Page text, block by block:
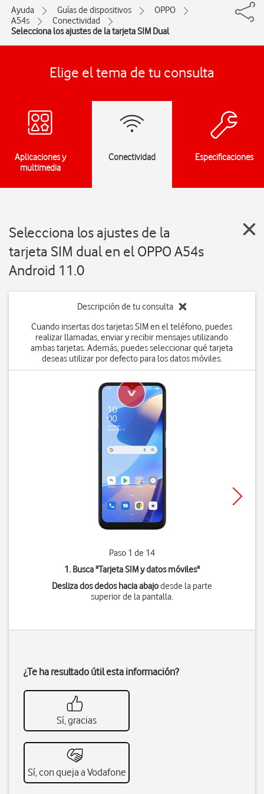
Ayuda Guías de dispositivos
OPPO
A54s
Conectividad
Selecciona los ajustes de la tarjeta SIM Dual
Elige el tema de tu consulta
Aplicaciones y
multimedia
Conectividad Especificaciones
Selecciona los ajustes de la
tarjeta SIM dual en el OPPO A54s
Android 11.0
Descripción de tu consulta
Cuando insertas dos tarjetas SIM en el teléfono, puedes
realizar llamadas, enviar y recibir mensajes utilizando
ambas tarjetas. Además, puedes seleccionar qué tarjeta
deseas utilizar por defecto para los datos móviles.
Paso 1 de 14
1. Busca "Tarjeta SIM y datos móviles"
Desliza dos dedos hacia abajodesde la parte
superior de la pantalla.
¿Te ha resultado útil esta información?
Sí, gracias
Sí, con queja a Vodafone